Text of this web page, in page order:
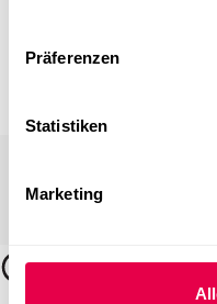
Präferenzen
Statistiken
Marketing